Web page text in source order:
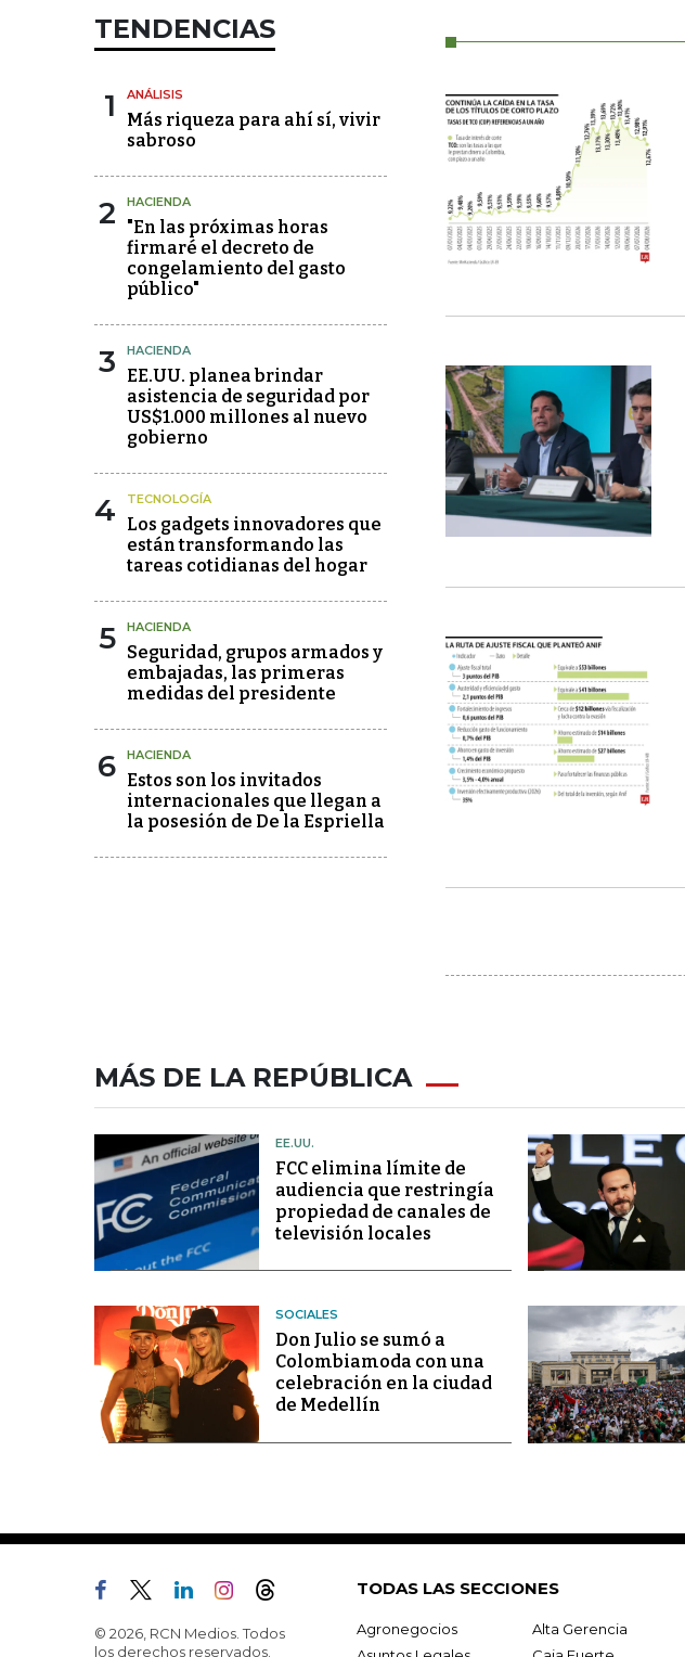
TENDENCIAS
1 ANÁLISIS
Más riqueza para ahí sí, vivir
sabroso
2 HACIENDA
"En las próximas horas
firmaré el decreto de
congelamiento del gasto
público"
3 HACIENDA
EE.UU. planea brindar
asistencia de seguridad por
US$1.000 millones al nuevo
gobierno
4 TECNOLOGÍA
Los gadgets innovadores que
están transformando las
tareas cotidianas del hogar
5 HACIENDA
Seguridad, grupos armados y
embajadas, las primeras
medidas del presidente
6 HACIENDA
Estos son los invitados
internacionales que llegan a
la posesión de De la Espriella
MÁS DE LA REPÚBLICA
EE.UU.
FCC elimina límite de
audiencia que restringía
propiedad de canales de
televisión locales
SOCIALES
Don Julio se sumó a
Colombiamoda con una
celebración en la ciudad
de Medellín
© 2026, RCN Medios. Todos
los derechos reservados.
TODAS LAS SECCIONES
Agronegocios Alta Gerencia